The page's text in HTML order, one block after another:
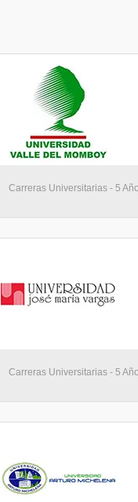
Carreras Universitarias - 5
Carreras Universitarias - 5